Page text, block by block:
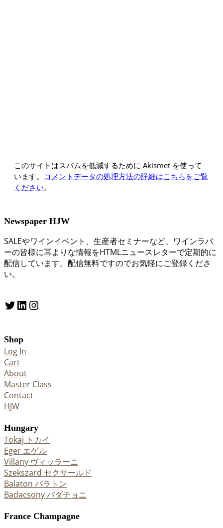
このサイトはスパムを低減するために Akismet を使って
います。 コメントデータの処理方法の詳細はこちらをご覧
ください。
Newspaper HJW
SALEやワインイベント、生産者セミナーなど、ワインラバ
ーの皆様に耳よりな情報をHTMLニュースレターで定期的に
配信しています。配信無料ですのでお気軽にご登録くださ
い。
Twitter LinkedIn Instagram
Shop
Log In
Cart
About
Master Class
Contact
HJW
Hungary
Tokaj トカイ
Eger エゲル
Villany ヴィッラーニ
Szekszard セクサールド
Balaton バラトン
Badacsony バダチョニ
France Champagne